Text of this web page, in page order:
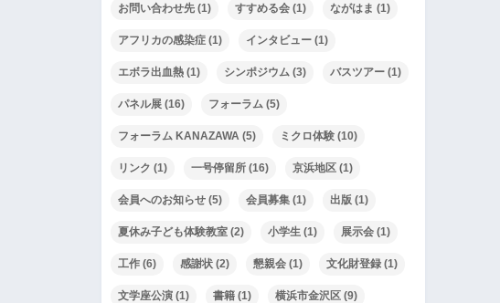
お問い合わせ先 (1) すすめる会 (1) ながはま (1)
アフリカの感染症 (1) インタビュー (1)
エボラ出血熱 (1) シンポジウム (3) バスツアー (1)
パネル展 (16) フォーラム (5)
フォーラム KANAZAWA (5) ミクロ体験 (10)
リンク (1) 一号停留所 (16) 京浜地区 (1)
会員へのお知らせ (5) 会員募集 (1) 出版 (1)
夏休み子ども体験教室 (2) 小学生 (1) 展示会 (1)
工作 (6) 感謝状 (2) 懇親会 (1) 文化財登録 (1)
文学座公演 (1) 書籍 (1) 横浜市金沢区 (9)